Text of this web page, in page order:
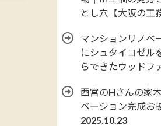
とし穴【大阪の工
マンションリノベ
にシュタイコゼル
らできたウッドフ
西宮のHさんの家
ベーション完成お
2025.10.23